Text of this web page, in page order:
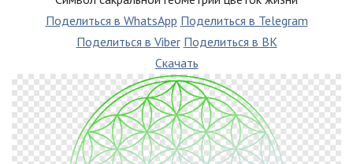
Поделиться в WhatsApp Поделиться в Telegram
Поделиться в Viber Поделиться в ВК
Скачать